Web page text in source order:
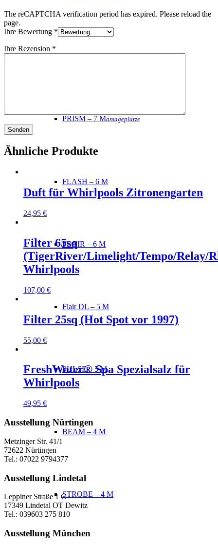
Limelight Luxus Serie
PRISM – 7 Massageplätze
FLASH – 6 M
FLAIR – 6 M
Flair DL – 5 M
PULSE – 5 M
BEAM – 4 M
STROBE – 4 M
The reCAPTCHA verification period has expired. Please reload the
page.
Ihre Bewertung *
Ihre Rezension *
Ähnliche Produkte
Duft für Whirlpools Zitronengarten
24,95 €
Filter 65sq
(TigerRiver/Limelight/Tempo/Relay/
Whirlpools
107,00 €
Filter 25sq (Hot Spot vor 1997)
55,00 €
FreshWater® Spa Spezialsalz für
Whirlpools
49,95 €
Ausstellung Nürtingen
Metzinger Str. 41/1
72622 Nürtingen
Tel.: 07022 9794377
Ausstellung Lindetal
Leppiner Straße 1 C
17349 Lindetal OT Dewitz
Tel.: 039603 275 810
Ausstellung München